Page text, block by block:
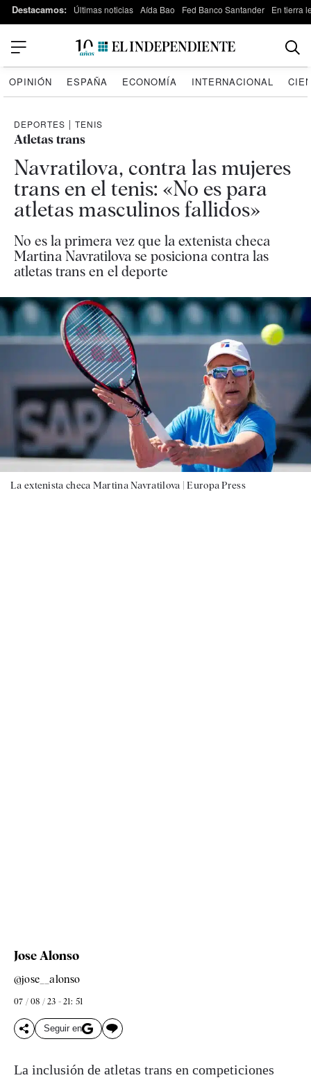
Destacamos: Últimas noticias Aída Bao Fed Banco Santander En tierra
OPINIÓN ESPAÑA ECONOMÍA INTERNACIONAL
DEPORTES | TENIS
Atletas trans
Navratilova, contra las mujeres
trans en el tenis: «No es para
atletas masculinos fallidos»
No es la primera vez que la extenista checa
Martina Navratilova se posiciona contra las
atletas trans en el deporte
La extenista checa Martina Navratilova |Europa Press
Jose Alonso
@jose__alonso
07 / 08 / 23 - 21: 51
Seguir en
La inclusión de atletas trans en competiciones